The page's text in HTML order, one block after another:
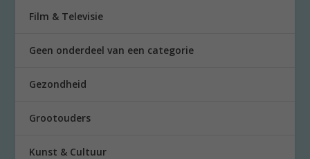
Film & Televisie
Geen onderdeel van een categorie
Gezondheid
Grootouders
Kunst & Cultuur